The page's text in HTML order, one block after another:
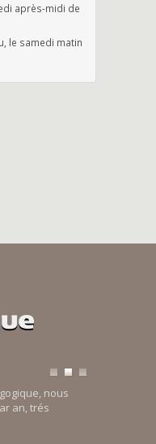
après-midi de
le samedi matin
nous
an, trés